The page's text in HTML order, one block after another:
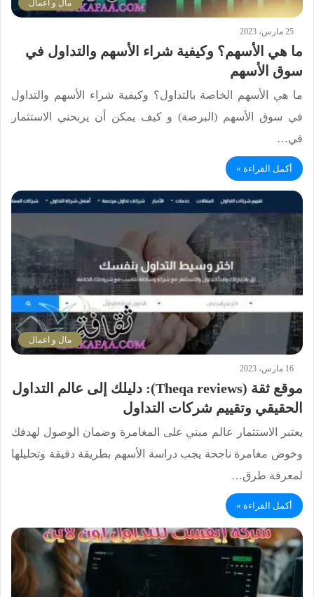
مال و اعمال
25 مارس، 2023
ما هي الأسهم؟ وكيفية شراء الأسهم والتداول في
سوق الأسهم
ما هي الأسهم الخاصة بالتداول؟ وكيفية شراء الأسهم والتداول
في سوق الأسهم (البرصة) و كيف يمكن أن يربحني الاستثمار
في…
أكمل القراءة »
مال و اعمال
16 مارس، 2023
موقع ثقة (Theqa reviews): دليلك إلى عالم التداول
الحقيقي وتقييم شركات التداول
يعتبر الاستثمار عالم مبني على المغامرة وضمان الوصول لهدفك
وخوض مغامرة ناجحة يجب دراسة الأسهم بطريقة دقيقة وتحليلها
لمعرفة طرق…
أكمل القراءة »